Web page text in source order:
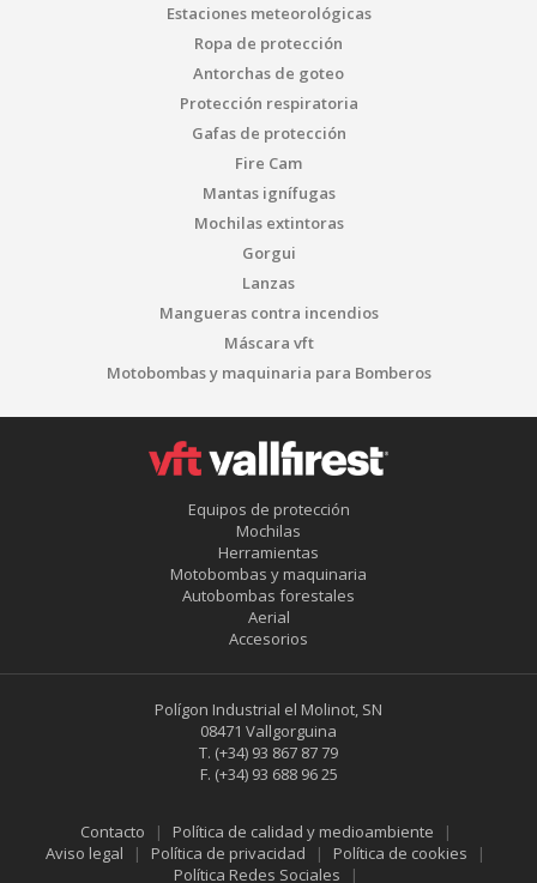
Estaciones meteorológicas
Ropa de protección
Antorchas de goteo
Protección respiratoria
Gafas de protección
Fire Cam
Mantas ignífugas
Mochilas extintoras
Gorgui
Lanzas
Mangueras contra incendios
Máscara vft
Motobombas y maquinaria para Bomberos
Equipos de protección
Mochilas
Herramientas
Motobombas y maquinaria
Autobombas forestales
Aerial
Accesorios
Polígon Industrial el Molinot, SN
08471 Vallgorguina
T. (+34) 93 867 87 79
F. (+34) 93 688 96 25
Contacto
Política de calidad y medioambiente
Aviso legal
Política de privacidad
Política de cookies
Política Redes Sociales